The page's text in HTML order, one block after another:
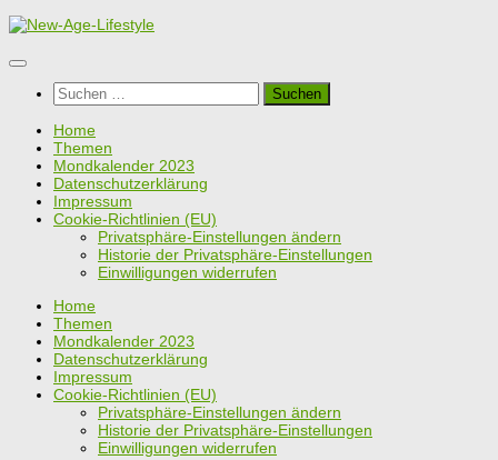
Zum
springen
Suchen
nach:
Home
Themen
Mondkalender 2023
Datenschutzerklärung
Impressum
Cookie-Richtlinien (EU)
Privatsphäre-Einstellungen ändern
Historie der Privatsphäre-Einstellungen
Einwilligungen widerrufen
Home
Themen
Mondkalender 2023
Datenschutzerklärung
Impressum
Cookie-Richtlinien (EU)
Privatsphäre-Einstellungen ändern
Historie der Privatsphäre-Einstellungen
Einwilligungen widerrufen